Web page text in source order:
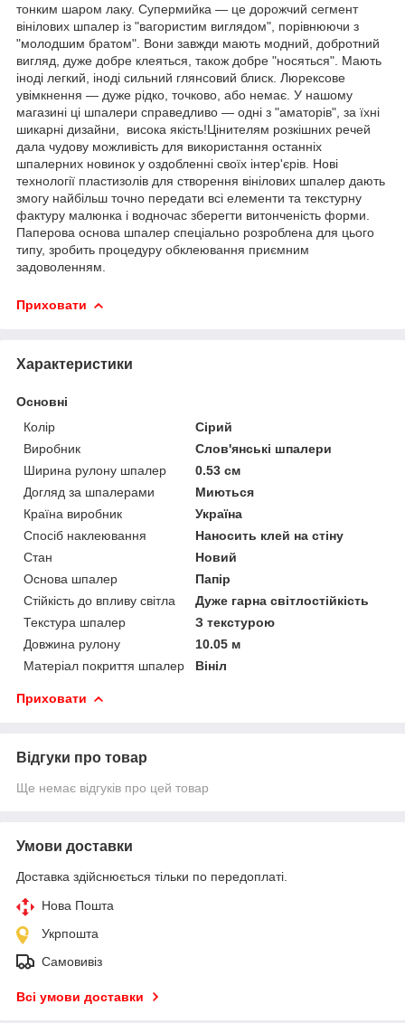
тонким шаром лаку. Супермийка — це дорожчий сегмент
вінілових шпалер із "вагористим виглядом", порівнюючи з
"молодшим братом". Вони завжди мають модний, добротний
вигляд, дуже добре клеяться, також добре "носяться". Мають
іноді легкий, іноді сильний глянсовий блиск. Люрексове
увімкнення — дуже рідко, точково, або немає. У нашому
магазині ці шпалери справедливо — одні з "аматорів", за їхні
шикарні дизайни, висока якість!Цінителям розкішних речей
дала чудову можливість для використання останніх
шпалерних новинок у оздобленні своїх інтер'єрів. Нові
технології пластизолів для створення вінілових шпалер дають
змогу найбільш точно передати всі елементи та текстурну
фактуру малюнка і водночас зберегти витонченість форми.
Паперова основа шпалер спеціально розроблена для цього
типу, зробить процедуру обклеювання приємним
задоволенням.
Приховати
Характеристики
Основні
Колір
Сірий
Виробник
Слов'янські шпалери
Ширина рулону шпалер
0.53 см
Догляд за шпалерами
Миються
Країна виробник
Україна
Спосіб наклеювання
Наносить клей на стіну
Стан
Новий
Основа шпалер
Папір
Стійкість до впливу світла
Дуже гарна світлостійкість
Текстура шпалер
З текстурою
Довжина рулону
10.05 м
Матеріал покриття шпалер
Вініл
Приховати
Відгуки про товар
Ще немає відгуків про цей товар
Умови доставки
Доставка здійснюється тільки по передоплаті.
Нова Пошта
Укрпошта
Самовивіз
Всі умови доставки